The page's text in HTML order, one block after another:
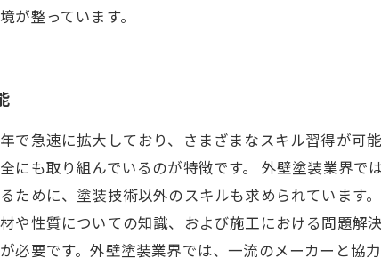
が整っています。
で急速に拡大しており、さまざまなスキル習得が可
にも取り組んでいるのが特徴です。 外壁塗装業界
ために、塗装技術以外のスキルも求められていま
や性質についての知識、および施工における問題
必要です。外壁塗装業界では、一流のメーカーと協